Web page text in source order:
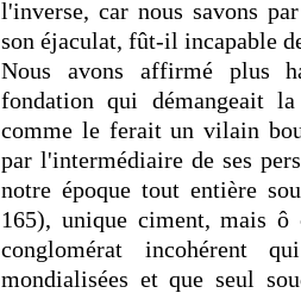
l'inverse, car nous savons
son éjaculat, fût-il incapable
Nous avons affirmé plus
fondation qui démangeait
comme le ferait un vilain
par l'intermédiaire de ses
notre époque tout entière
165), unique ciment, mais ô
conglomérat incohérent
mondialisées et que seul